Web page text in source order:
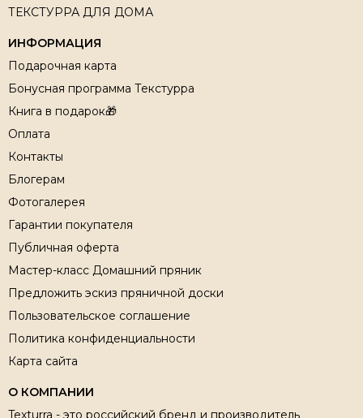
ТЕКСТУРРА ДЛЯ ДОМА
ИНФОРМАЦИЯ
Подарочная карта
Бонусная программа Текстурра
Книга в подарок🎁
Оплата
Контакты
Блогерам
Фотогалерея
Гарантии покупателя
Публичная оферта
Мастер-класс Домашний пряник
Предложить эскиз пряничной доски
Пользовательское соглашение
Политика конфиденциальности
Карта сайта
О КОМПАНИИ
Texturra - это российский бренд и производитель